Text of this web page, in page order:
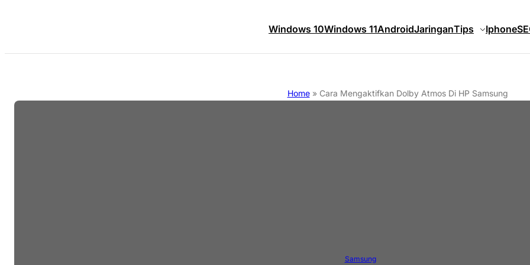
Windows 10Windows 11AndroidJaringanTips Iphone
Home» Cara Mengaktifkan Dolby Atmos Di HP Samsung
Samsung